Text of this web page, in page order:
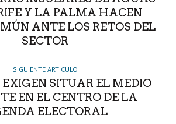
Y LA PALMA HACEN
ANTE LOS RETOS DEL
SECTOR
SIGUIENTE ARTÍCULO
EXIGEN SITUAR EL MEDIO
EN EL CENTRO DE LA
ELECTORAL